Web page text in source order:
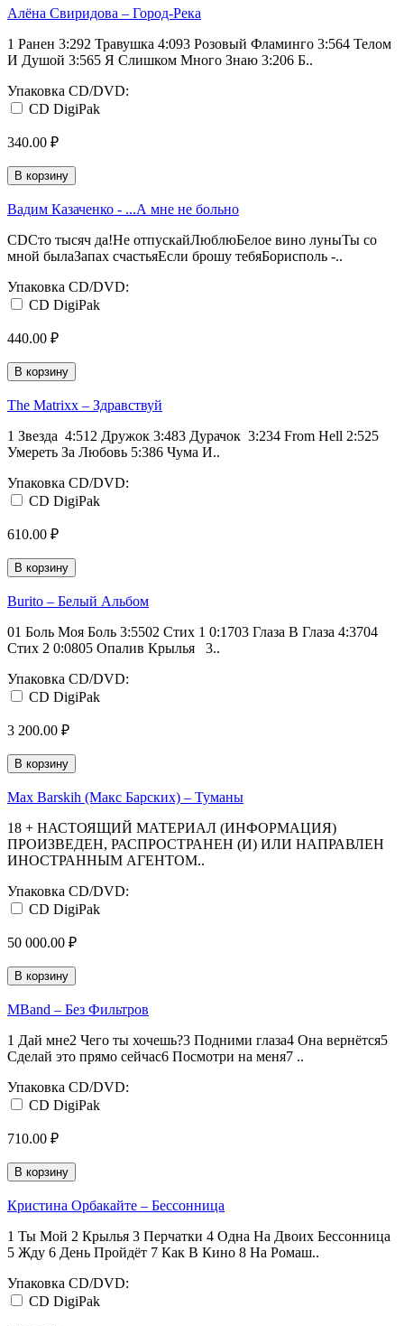
Алёна Свиридова ‎– Город-Река
1 Ранен 3:292 Травушка 4:093 Розовый Фламинго 3:564 Телом
И Душой 3:565 Я Слишком Много Знаю 3:206 Б..
Упаковка CD/DVD:
CD DigiPak
340.00 ₽
В корзину
Вадим Казаченко - ...А мне не больно
CDСто тысяч да!Не отпускайЛюблюБелое вино луныТы со
мной былаЗапах счастьяЕсли брошу тебяБорисполь -..
Упаковка CD/DVD:
CD DigiPak
440.00 ₽
В корзину
The Matrixx ‎– Здравствуй
1 Звезда 4:512 Дружок 3:483 Дурачок 3:234 From Hell 2:525
Умереть За Любовь 5:386 Чума И..
Упаковка CD/DVD:
CD DigiPak
610.00 ₽
В корзину
Burito ‎– Белый Альбом
01 Боль Моя Боль 3:5502 Стих 1 0:1703 Глаза В Глаза 4:3704
Стих 2 0:0805 Опалив Крылья 3..
Упаковка CD/DVD:
CD DigiPak
3 200.00 ₽
В корзину
Max Barskih (Макс Барских) ‎– Туманы
18 + НАСТОЯЩИЙ МАТЕРИАЛ (ИНФОРМАЦИЯ)
ПРОИЗВЕДЕН, РАСПРОСТРАНЕН (И) ИЛИ НАПРАВЛЕН
ИНОСТРАННЫМ АГЕНТОМ..
Упаковка CD/DVD:
CD DigiPak
50 000.00 ₽
В корзину
MBand ‎– Без Фильтров
1 Дай мне2 Чего ты хочешь?3 Подними глаза4 Она вернётся5
Сделай это прямо сейчас6 Посмотри на меня7 ..
Упаковка CD/DVD:
CD DigiPak
710.00 ₽
В корзину
Кристина Орбакайте ‎– Бессонница
1 Ты Мой 2 Крылья 3 Перчатки 4 Одна На Двоих Бессонница
5 Жду 6 День Пройдёт 7 Как В Кино 8 На Ромаш..
Упаковка CD/DVD:
CD DigiPak